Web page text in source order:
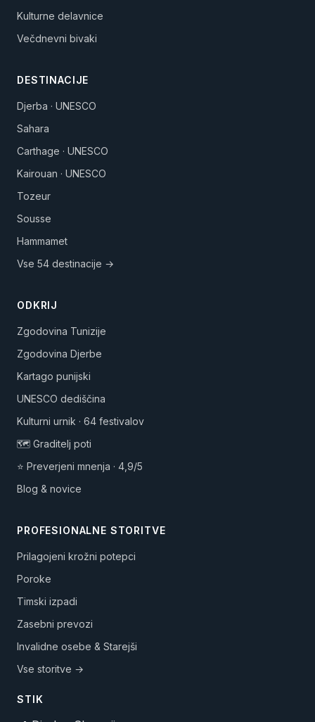
Kulturne delavnice
Večdnevni bivaki
DESTINACIJE
Djerba · UNESCO
Sahara
Carthage · UNESCO
Kairouan · UNESCO
Tozeur
Sousse
Hammamet
Vse 54 destinacije →
ODKRIJ
Zgodovina Tunizije
Zgodovina Djerbe
Kartago punijski
UNESCO dediščina
Kulturni urnik · 64 festivalov
🗺️ Graditelj poti
⭐ Preverjeni mnenja · 4,9/5
Blog & novice
PROFESIONALNE STORITVE
Prilagojeni krožni potepci
Poroke
Timski izpadi
Zasebni prevozi
Invalidne osebe & Starejši
Vse storitve →
STIK